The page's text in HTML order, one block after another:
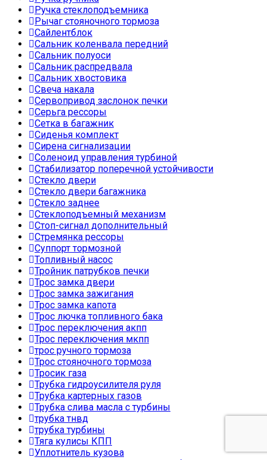
Ручка стеклоподъемника
Рычаг стояночного тормоза
Сайлентблок
Сальник коленвала передний
Сальник полуоси
Сальник распредвала
Сальник хвостовика
Свеча накала
Сервопривод заслонок печки
Серьга рессоры
Сетка в багажник
Сиденья комплект
Сирена сигнализации
Соленоид управления турбиной
Стабилизатор поперечной устойчивости
Стекло двери
Стекло двери багажника
Стекло заднее
Стеклоподъемный механизм
Стоп-сигнал дополнительный
Стремянка рессоры
Суппорт тормозной
Топливный насос
Тройник патрубков печки
Трос замка двери
Трос замка зажигания
Трос замка капота
Трос лючка топливного бака
Трос переключения акпп
Трос переключения мкпп
трос ручного тормоза
Трос стояночного тормоза
Тросик газа
Трубка гидроусилителя руля
Трубка картерных газов
Трубка слива масла с турбины
трубка тнвд
трубка турбины
Тяга кулисы КПП
Уплотнитель кузова